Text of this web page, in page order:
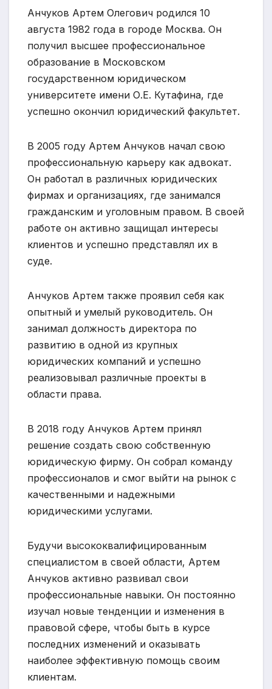
Анчуков Артем Олегович родился 10
августа 1982 года в городе Москва. Он
получил высшее профессиональное
образование в Московском
государственном юридическом
университете имени О.Е. Кутафина, где
успешно окончил юридический факультет.
В 2005 году Артем Анчуков начал свою
профессиональную карьеру как адвокат.
Он работал в различных юридических
фирмах и организациях, где занимался
гражданским и уголовным правом. В своей
работе он активно защищал интересы
клиентов и успешно представлял их в
суде.
Анчуков Артем также проявил себя как
опытный и умелый руководитель. Он
занимал должность директора по
развитию в одной из крупных
юридических компаний и успешно
реализовывал различные проекты в
области права.
В 2018 году Анчуков Артем принял
решение создать свою собственную
юридическую фирму. Он собрал команду
профессионалов и смог выйти на рынок с
качественными и надежными
юридическими услугами.
Будучи высококвалифицированным
специалистом в своей области, Артем
Анчуков активно развивал свои
профессиональные навыки. Он постоянно
изучал новые тенденции и изменения в
правовой сфере, чтобы быть в курсе
последних изменений и оказывать
наиболее эффективную помощь своим
клиентам.